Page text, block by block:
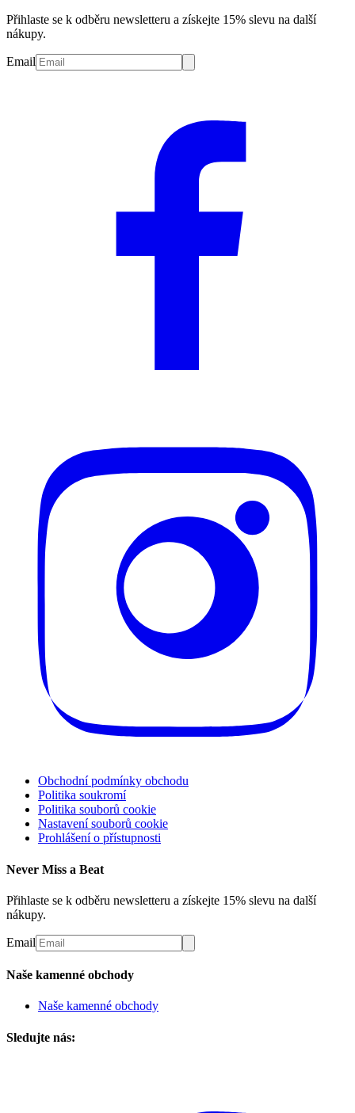
Přihlaste se k odběru newsletteru a získejte 15% slevu na další
nákupy.
Email
Obchodní podmínky obchodu
Politika soukromí
Politika souborů cookie
Nastavení souborů cookie
Prohlášení o přístupnosti
Never Miss a Beat
Přihlaste se k odběru newsletteru a získejte 15% slevu na další
nákupy.
Email
Naše kamenné obchody
Naše kamenné obchody
Sledujte nás: